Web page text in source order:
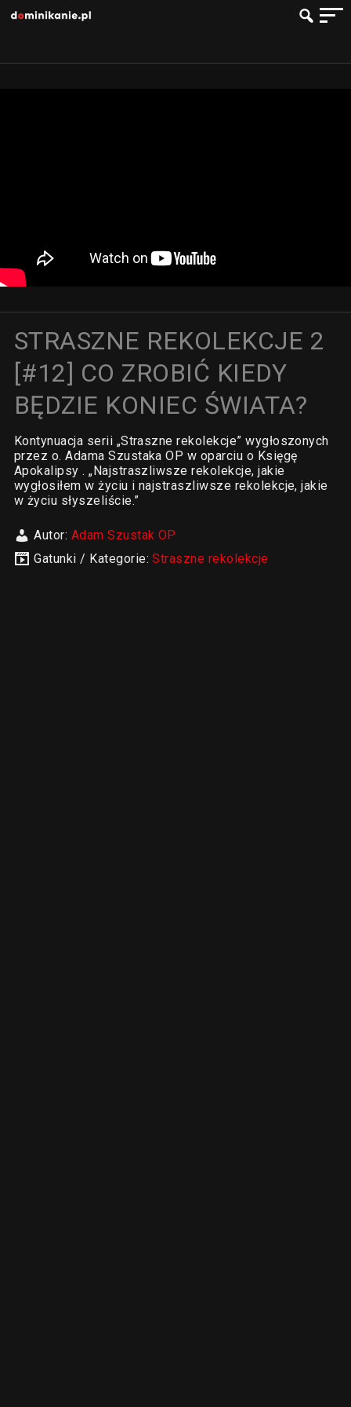
STRASZNE REKOLEKCJE 2
[#12] CO ZROBIĆ KIEDY
BĘDZIE KONIEC ŚWIATA?
Kontynuacja serii „Straszne rekolekcje” wygłoszonych
przez o. Adama Szustaka OP w oparciu o Księgę
Apokalipsy . „Najstraszliwsze rekolekcje, jakie
wygłosiłem w życiu i najstraszliwsze rekolekcje, jakie
w życiu słyszeliście.”
Autor: Adam Szustak OP
Gatunki / Kategorie:Straszne rekolekcje